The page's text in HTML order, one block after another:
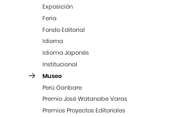
Exposición
Feria
Fondo Editorial
Idioma
Idioma Japonés
Institucional
Museo
Perú Ganbare
Premio José Watanabe Varas
Premios Proyectos Editoriales